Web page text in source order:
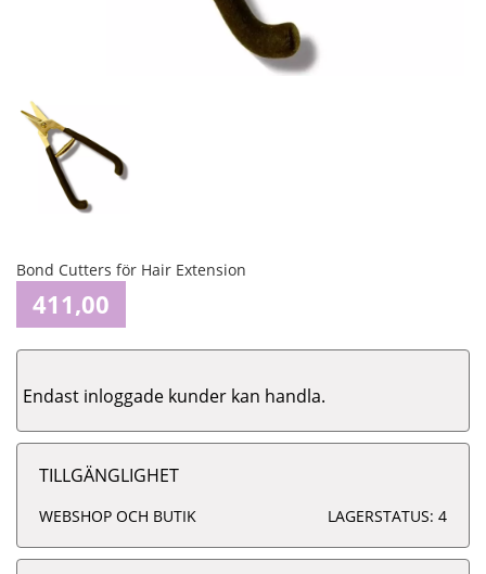
Bond Cutters för Hair Extension
411,00
Endast inloggade kunder kan handla.
TILLGÄNGLIGHET
WEBSHOP OCH BUTIK LAGERSTATUS: 4